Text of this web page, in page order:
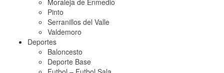
Moraleja de Enmedio
Pinto
Serranillos del Valle
Valdemoro
Deportes
Baloncesto
Deporte Base